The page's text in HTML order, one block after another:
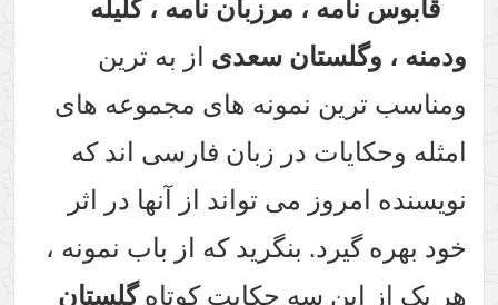
، مرزبان نامه ، کلیله
سعدیاز به ترین
نمونه های مجموعه های
در زبان فارسی اند که
می تواند از آنها در اثر
بنگرید که از باب نمونه ،
سه حکایت کوتاهگلستان